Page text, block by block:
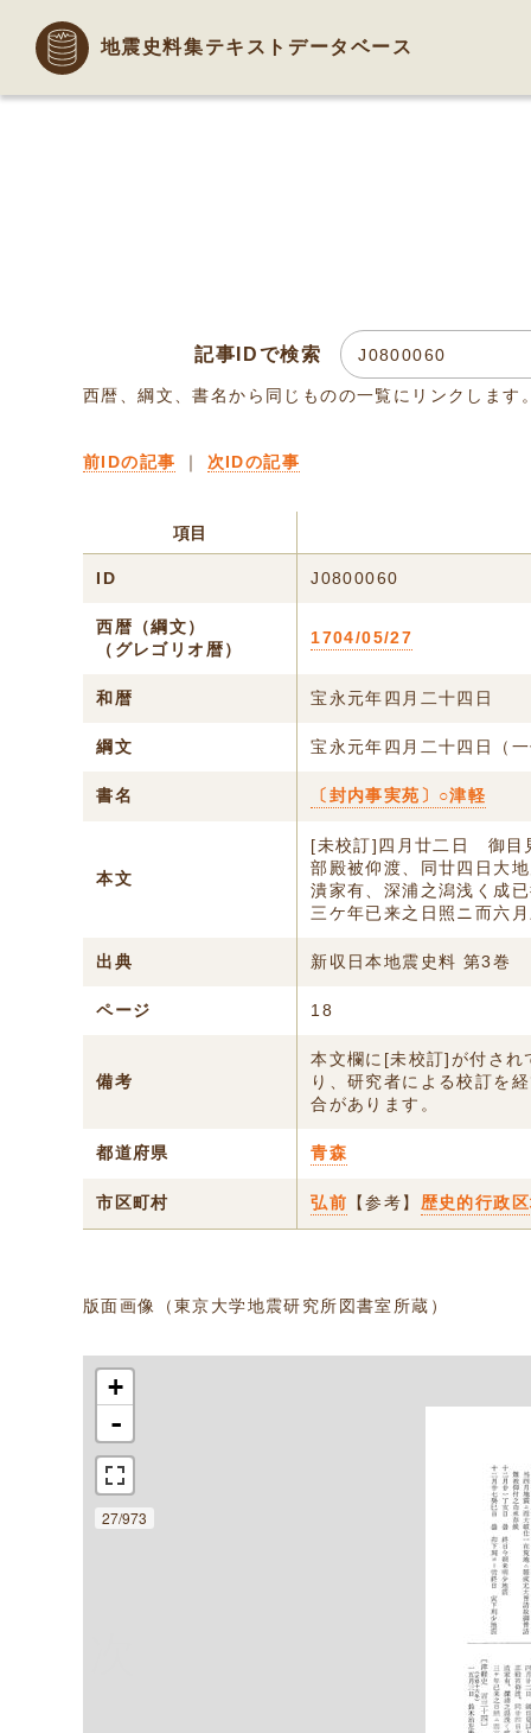
地震史料集テキストデータベース
記事IDで検索
西暦、綱文、書名から同じものの一覧にリンクします
前IDの記事 ｜ 次IDの記事
項目
ID J0800060
西暦（綱文）
（グレゴリオ暦）
1704/05/27
和暦 宝永元年四月二十四日
綱文 宝永元年四月二十四日（
書名 〔封内事実苑〕○津軽
本文
[未校訂]四月廿二日 御目
部殿被仰渡、同廿四日大
潰家有、深浦之潟浅く成
三ケ年已来之日照ニ而六
出典 新収日本地震史料 第3巻
ページ 18
備考
本文欄に[未校訂]が付され
り、研究者による校訂を
合があります。
都道府県 青森
市区町村 弘前 【参考】 歴史的行政
版面画像（東京大学地震研究所図書室所蔵）
+
-
27/973